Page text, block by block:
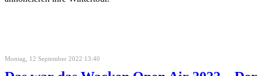
Montag, 12 September 2022 13:40